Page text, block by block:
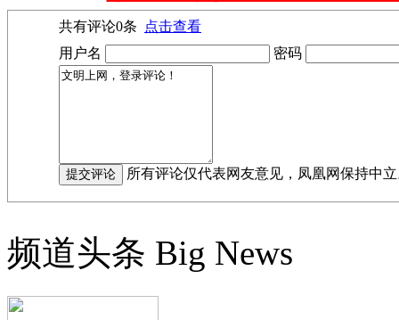
共有评论0条
点击查看
用户名
密码
所有评论仅代表网友意见，凤凰网保持中
频道头条 Big News